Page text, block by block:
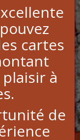
une approche
pour but de
du
cartes
à
de